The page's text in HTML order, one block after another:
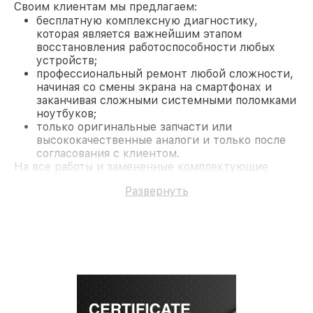
Своим клиентам мы предлагаем:
бесплатную комплексную диагностику,
которая является важнейшим этапом
восстановления работоспособности любых
устройств;
профессиональный ремонт любой сложности,
начиная со смены экрана на смартфонах и
заканчивая сложными системными поломками
ноутбуков;
только оригинальные запчасти или
высококачественные аналоги и только после
согласования с клиентом.
На все работы и замененные комплектующие
поломки по условиям гарантии, мы бесплатно
безупречной репутацией;
лицензированное ПО в ремонтно-
Развернуть